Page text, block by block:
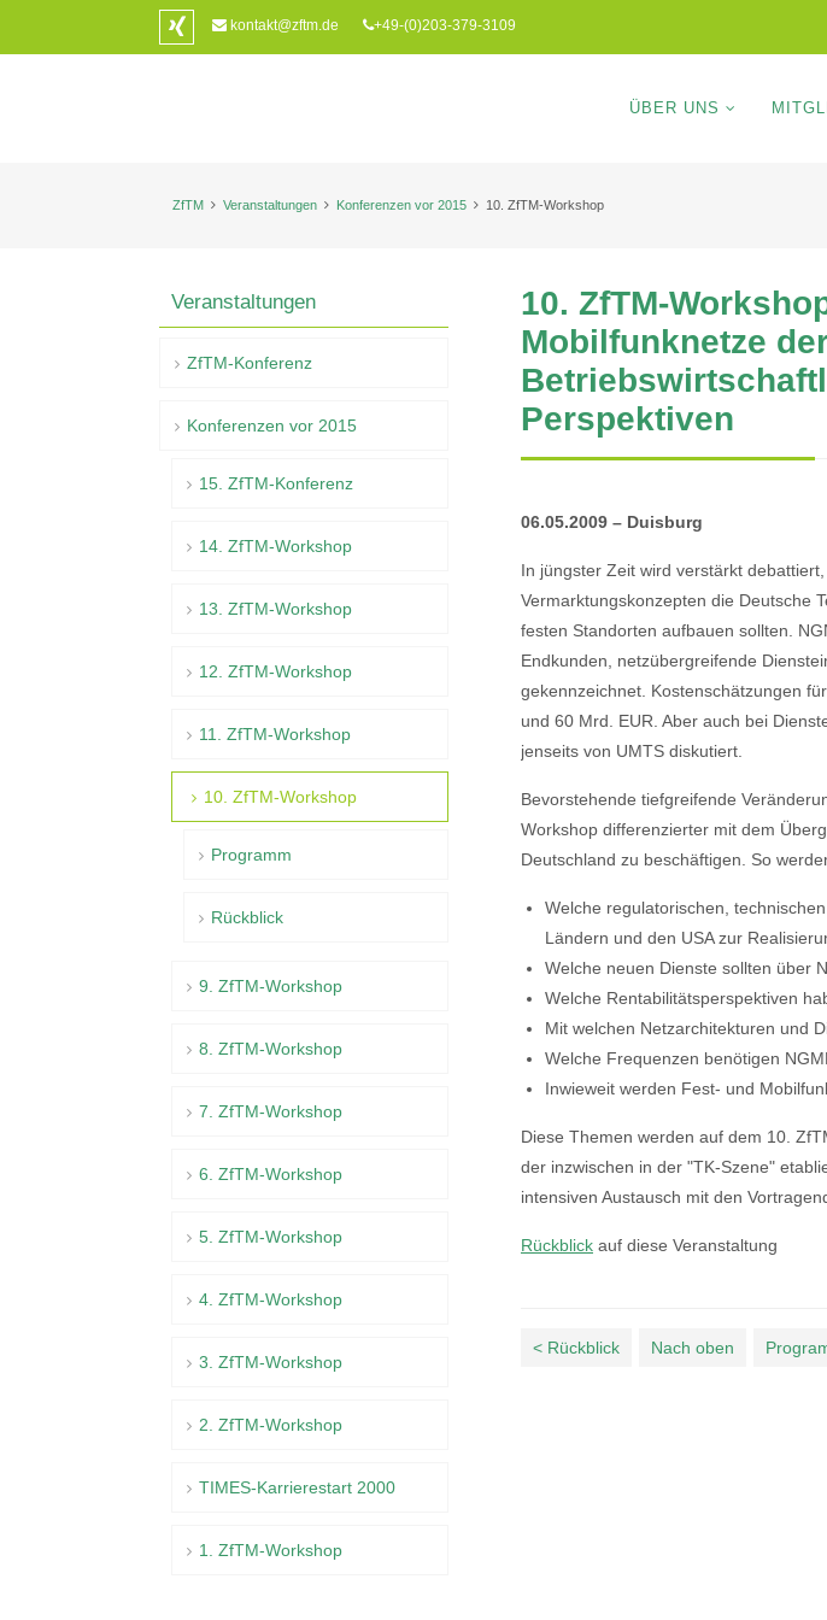
kontakt@zftm.de +49-(0)203-379-3109
ÜBER UNS
ZfTM Veranstaltungen Konferenzen vor 2015 10. ZfTM-Workshop
10. ZfTM-
Mobilfunknetze
Perspektiven
06.05.2009 – Duisburg
In jüngster Zeit wird verstärkt
Vermarktungskonzepten die Deutsche
festen Standorten aufbauen sollten.
Endkunden, netzübergreifende
gekennzeichnet. Kostenschätzungen
und 60 Mrd. EUR. Aber auch bei
jenseits von UMTS diskutiert.
Bevorstehende tiefgreifende
Workshop differenzierter mit dem
Deutschland zu beschäftigen. So
Welche regulatorischen,
Ländern und den USA zur
Welche neuen Dienste sollten über
Welche Rentabilitätsperspektiven
Mit welchen Netzarchitekturen und
Welche Frequenzen benötigen
Inwieweit werden Fest- und
Diese Themen werden auf dem 10.
der inzwischen in der "TK-Szene"
intensiven Austausch mit den
Rückblick auf diese Veranstaltung
< Rückblick Nach oben
Veranstaltungen
ZfTM-Konferenz
Konferenzen vor 2015
15. ZfTM-Konferenz
14. ZfTM-Workshop
13. ZfTM-Workshop
12. ZfTM-Workshop
11. ZfTM-Workshop
10. ZfTM-Workshop
Programm
Rückblick
9. ZfTM-Workshop
8. ZfTM-Workshop
7. ZfTM-Workshop
6. ZfTM-Workshop
5. ZfTM-Workshop
4. ZfTM-Workshop
3. ZfTM-Workshop
2. ZfTM-Workshop
TIMES-Karrierestart 2000
1. ZfTM-Workshop